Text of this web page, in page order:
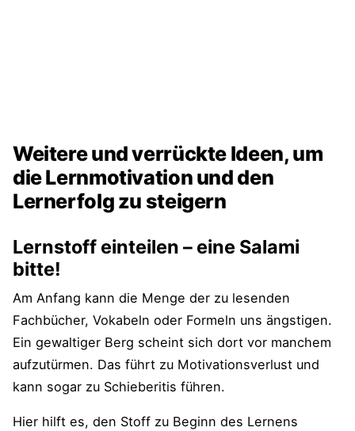
Weitere und verrückte Ideen, um
die Lernmotivation und den
Lernerfolg zu steigern
Lernstoff einteilen – eine Salami
bitte!
Am Anfang kann die Menge der zu lesenden
Fachbücher, Vokabeln oder Formeln uns ängstigen.
Ein gewaltiger Berg scheint sich dort vor manchem
aufzutürmen. Das führt zu Motivationsverlust und
kann sogar zu Schieberitis führen.
Hier hilft es, den Stoff zu Beginn des Lernens